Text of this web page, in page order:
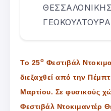
ΓΕΩΚΟΥΛΤΟΥΡΑ
Το 25ο Φεστιβάλ
διεξαχθεί από την
Μαρτίου. Σε φυσικούς
Φεστιβάλ Ντοκιμαντέρ